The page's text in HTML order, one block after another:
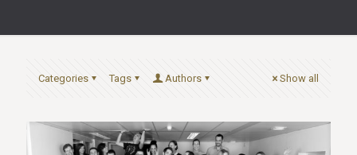
Categories Tags Authors Show all